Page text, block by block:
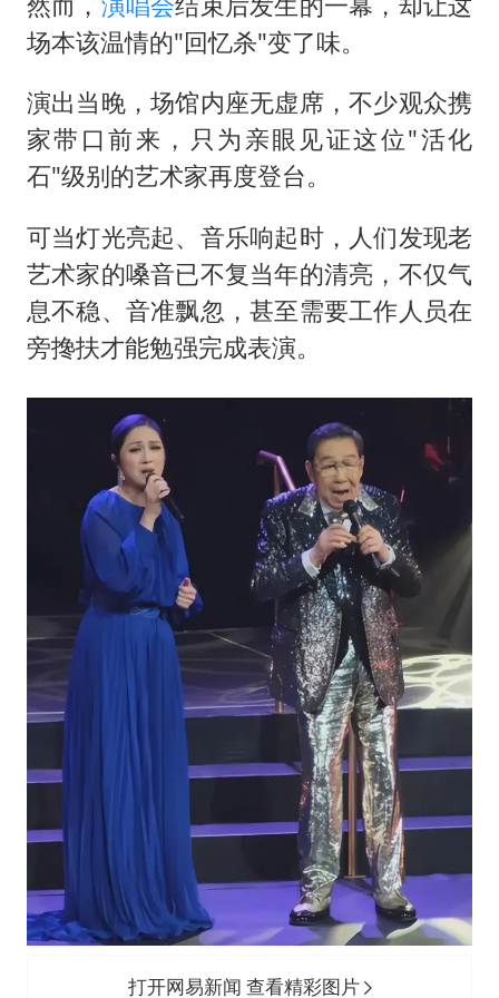
场本该温情的"回忆杀"变了味。
演出当晚，场馆内座无虚席，不少观众携
家带口前来，只为亲眼见证这位"活化
石"级别的艺术家再度登台。
可当灯光亮起、音乐响起时，人们发现老
艺术家的嗓音已不复当年的清亮，不仅气
息不稳、音准飘忽，甚至需要工作人员在
旁搀扶才能勉强完成表演。
打开网易新闻 查看精彩图片